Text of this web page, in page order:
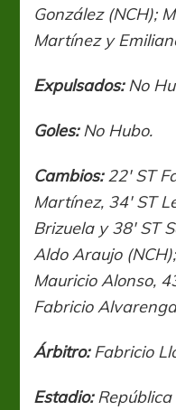
González (NCH);
Martínez y
Expulsados:No
Goles:No Hubo.
Cambios:22′ ST
Martínez, 34′ ST
Brizuela y 38′ ST
Aldo Araujo
Mauricio Alonso,
Fabricio
Árbitro:Fabricio
Estadio:República